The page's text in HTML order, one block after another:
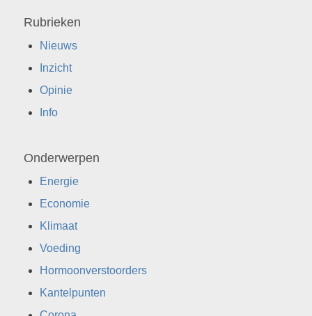
Rubrieken
Nieuws
Inzicht
Opinie
Info
Onderwerpen
Energie
Economie
Klimaat
Voeding
Hormoonverstoorders
Kantelpunten